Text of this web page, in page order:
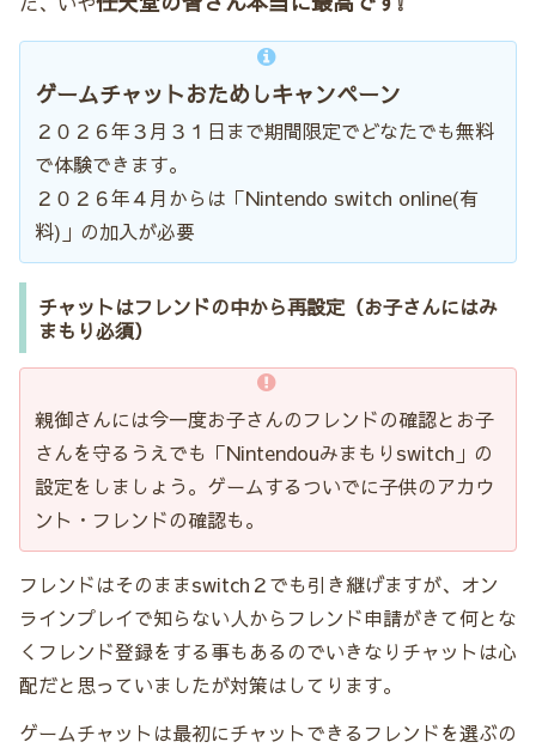
ゲームチャットおためしキャンペーン
２０２６年３月３１日まで期間限定でどなたでも無料
で体験できます。
２０２６年４月からは「Nintendo switch online(有
料)」の加入が必要
チャットはフレンドの中から再設定（お子さんにはみ
まもり必須）
親御さんには今一度お子さんのフレンドの確認とお子
さんを守るうえでも「Nintendouみまもりswitch」の
設定をしましょう。ゲームするついでに子供のアカウ
ント・フレンドの確認も。
フレンドはそのままswitch２でも引き継げますが、オン
ラインプレイで知らない人からフレンド申請がきて何とな
くフレンド登録をする事もあるのでいきなりチャットは心
配だと思っていましたが対策はしてります。
ゲームチャットは最初にチャットできるフレンドを選ぶの